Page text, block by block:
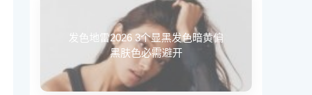
发色地雷2026 3个显黑发色暗黄偏
黑肤色必需避开